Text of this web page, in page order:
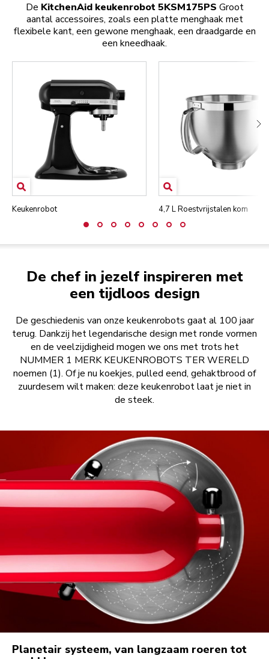
De KitchenAid keukenrobot 5KSM175PS Groot
aantal accessoires, zoals een platte menghaak met
flexibele kant, een gewone menghaak, een draadgarde en
een kneedhaak.
Keukenrobot 4,7 L Roestvrijstalen kom
De chef in jezelf inspireren met
een tijdloos design
De geschiedenis van onze keukenrobots gaat al 100 jaar
terug. Dankzij het legendarische design met ronde vormen
en de veelzijdigheid mogen we ons met trots het
NUMMER 1 MERK KEUKENROBOTS TER WERELD
noemen (1). Of je nu koekjes, pulled eend, gehaktbrood of
zuurdesem wilt maken: deze keukenrobot laat je niet in
de steek.
Planetair systeem, van langzaam roeren tot